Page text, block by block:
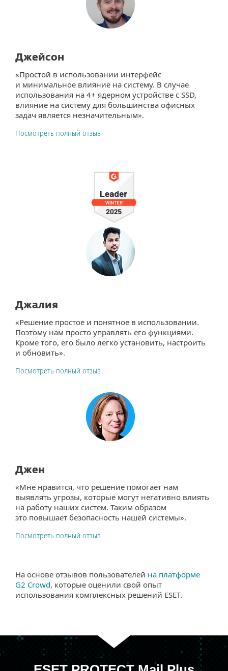
Джейсон
«Простой в использовании интерфейс
и минимальное влияние на систему. В случае
использования на 4+ ядерном устройстве с SSD,
влияние на систему для большинства офисных
задач является незначительным».
Посмотреть полный отзыв
Джалия
«Решение простое и понятное в использовании.
Поэтому нам просто управлять его функциями.
Кроме того, его было легко установить, настроить
и обновить».
Посмотреть полный отзыв
Джен
«Мне нравится, что решение помогает нам
выявлять угрозы, которые могут негативно влиять
на работу наших систем. Таким образом
это повышает безопасность нашей системы».
Посмотреть полный отзыв
На основе отзывов пользователей на платформе
G2 Crowd, которые оценили свой опыт
использования комплексных решений ESET.